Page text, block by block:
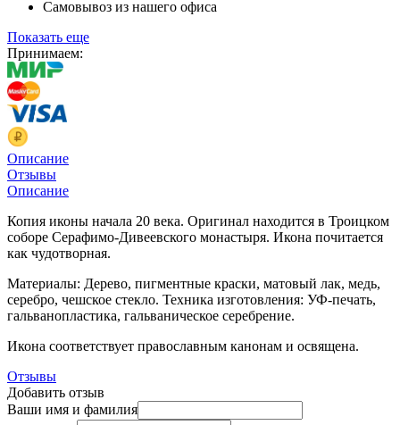
Самовывоз из нашего офиса
Показать еще
Принимаем:
Описание
Отзывы
Описание
Копия иконы начала 20 века. Оригинал находится в Троицком
соборе Серафимо-Дивеевского монастыря. Икона почитается
как чудотворная.
Материалы: Дерево, пигментные краски, матовый лак, медь,
серебро, чешское стекло. Техника изготовления: УФ-печать,
гальванопластика, гальваническое серебрение.
Икона соответствует православным канонам и освящена.
Отзывы
Добавить отзыв
Ваши имя и фамилия